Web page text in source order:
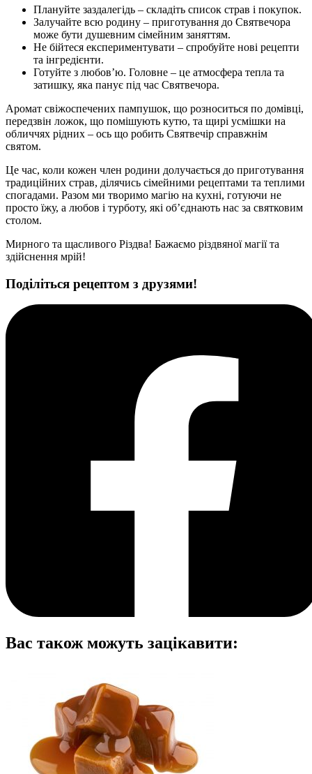
Плануйте заздалегідь – складіть список страв і покупок.
Залучайте всю родину – приготування до Святвечора
може бути душевним сімейним заняттям.
Не бійтеся експериментувати – спробуйте нові рецепти
та інгредієнти.
Готуйте з любов’ю. Головне – це атмосфера тепла та
затишку, яка панує під час Святвечора.
Аромат свіжоспечених пампушок, що розноситься по домівці,
передзвін ложок, що помішують кутю, та щирі усмішки на
обличчях рідних – ось що робить Святвечір справжнім
святом.
Це час, коли кожен член родини долучається до приготування
традиційних страв, ділячись сімейними рецептами та теплими
спогадами. Разом ми творимо магію на кухні, готуючи не
просто їжу, а любов і турботу, які об’єднають нас за святковим
столом.
Мирного та щасливого Різдва! Бажаємо різдвяної магії та
здійснення мрій!
Поділіться рецептом з друзями!
Вас також можуть зацікавити: